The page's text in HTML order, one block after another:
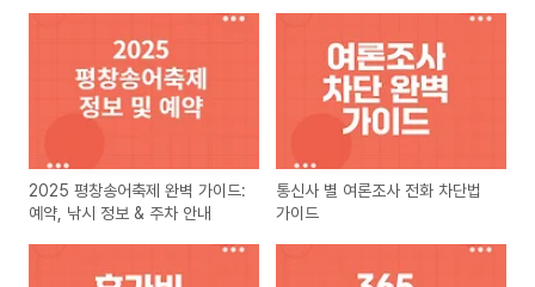
2025 평창송어축제 완벽 가이드:
예약, 낚시 정보 & 주차 안내
통신사 별 여론조사 전화 차단법
가이드